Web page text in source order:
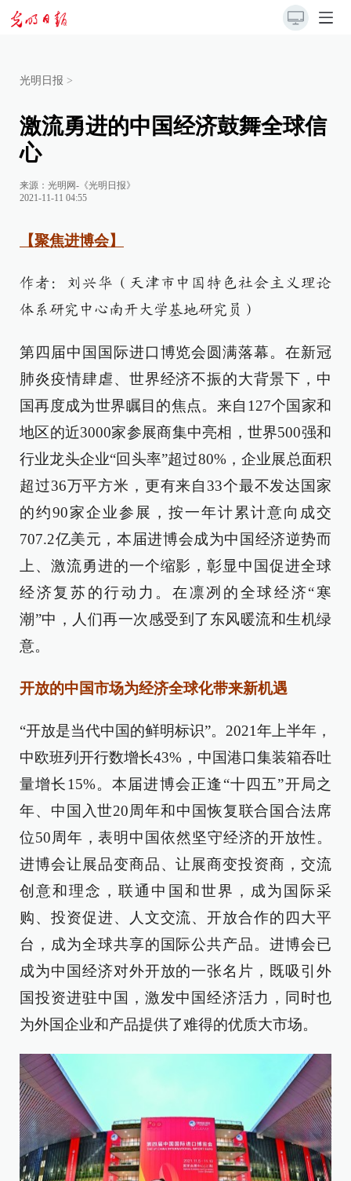
光明日报 >
激流勇进的中国经济鼓舞全球信
心
来源： 光明网-《光明日报》
2021-11-11 04:55
【聚焦进博会】
作者：刘兴华（天津市中国特色社会主义理论
体系研究中心南开大学基地研究员）
第四届中国国际进口博览会圆满落幕。在新冠
肺炎疫情肆虐、世界经济不振的大背景下，中
国再度成为世界瞩目的焦点。来自127个国家和
地区的近3000家参展商集中亮相，世界500强和
行业龙头企业“回头率”超过80%，企业展总面积
超过36万平方米，更有来自33个最不发达国家
的约90家企业参展，按一年计累计意向成交
707.2亿美元，本届进博会成为中国经济逆势而
上、激流勇进的一个缩影，彰显中国促进全球
经济复苏的行动力。在凛冽的全球经济“寒
潮”中，人们再一次感受到了东风暖流和生机绿
意。
开放的中国市场为经济全球化带来新机遇
“开放是当代中国的鲜明标识”。2021年上半年，
中欧班列开行数增长43%，中国港口集装箱吞吐
量增长15%。本届进博会正逢“十四五”开局之
年、中国入世20周年和中国恢复联合国合法席
位50周年，表明中国依然坚守经济的开放性。
进博会让展品变商品、让展商变投资商，交流
创意和理念，联通中国和世界，成为国际采
购、投资促进、人文交流、开放合作的四大平
台，成为全球共享的国际公共产品。进博会已
成为中国经济对外开放的一张名片，既吸引外
国投资进驻中国，激发中国经济活力，同时也
为外国企业和产品提供了难得的优质大市场。